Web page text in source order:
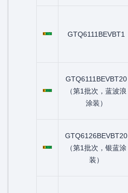
GTQ6111BEVBT1
粤C03580D
GTQ6111BEVBT20
（第1批次，蓝波浪
涂装）
粤C05359D
GTQ6126BEVBT20
（第1批次，银蓝涂
装）